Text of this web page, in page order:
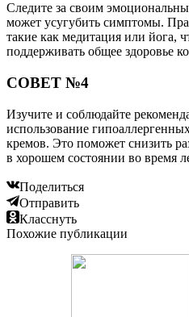
Следите за своим
может усугубить симптомы.
такие как медитация или йога,
поддерживать общее здоровье
СОВЕТ №4
Изучите и соблюдайте
использование
кремов. Это поможет снизить
в хорошем состоянии во время
Поделиться
Отправить
Класснуть
Похожие публикации